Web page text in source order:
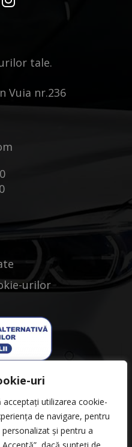
uri
utilizarea cookie-
de navigare, pentru
și pentru a
tale.
Vuia nr.236
urilor